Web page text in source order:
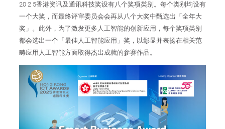
20 2 5香港资讯及通讯科技奖设有八个奖项类别。每个类别均设有
一个大奖，而最终评审委员会会再从八个大奖中甄选出「全年大
奖」。此外，为了激发更多人工智能的创新应用，每个奖项类别
都会选出一个「最佳人工智能应用」奖，以彰显并表扬在相关范
畴应用人工智能方面取得杰出成就的参赛作品。